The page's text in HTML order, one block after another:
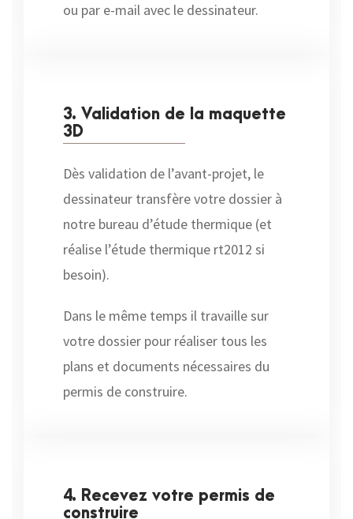
ou par e-mail avec le dessinateur.
3. Validation de la maquette
3D
Dès validation de l’avant-projet, le
dessinateur transfère votre dossier à
notre bureau d’étude thermique (et
réalise l’étude thermique rt2012 si
besoin).
Dans le même temps il travaille sur
votre dossier pour réaliser tous les
plans et documents nécessaires du
permis de construire.
4. Recevez votre permis de
construire